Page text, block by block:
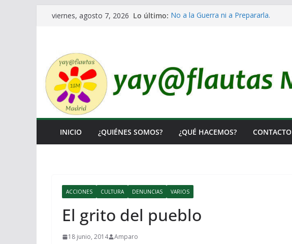
Saltarviernes, agosto 7, 2026 Lo último: No a la Guerra ni a Prepararla.
INICIO ¿QUIÉNES SOMOS? ¿QUÉ HACEMOS? CONTACTO
ACCIONES CULTURA DENUNCIAS VARIOS
El grito del pueblo
18 junio, 2014 Amparo